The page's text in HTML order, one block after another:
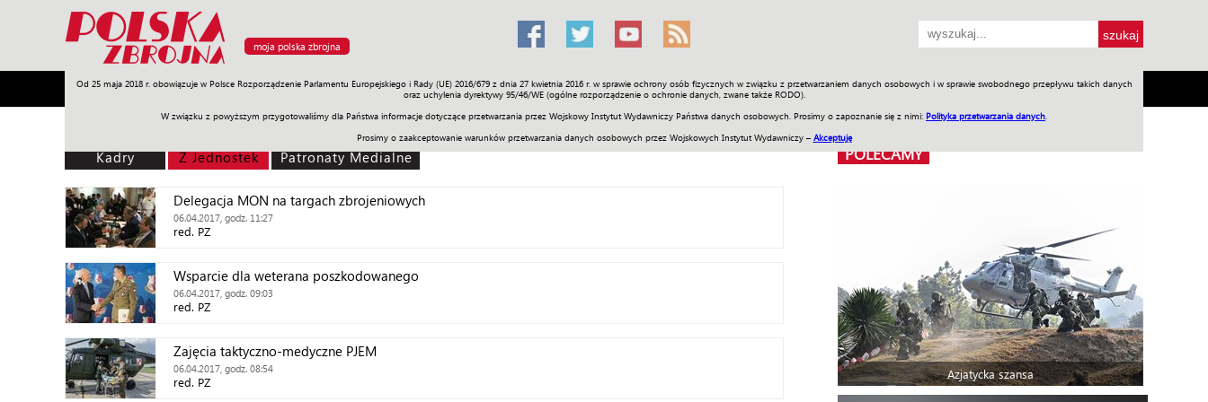
moja polska zbrojna
Od 25 maja 2018 r. obowiązuje w Polsce Rozporządzenie Parlamentu Europejskiego i Rady (UE) 2016/679 z dnia 27 kwietnia 2016 r. w sprawie ochrony osób fizycznych w związku z przetwarzaniem danych osobowych i w sprawie swobodnego przepływu takich danych
oraz uchylenia dyrektywy 95/46/WE (ogólne rozporządzenie o ochronie danych, zwane także RODO).
W związku z powyższym przygotowaliśmy dla Państwa informacje dotyczące przetwarzania przez Wojskowy Instytut Wydawniczy Państwa danych osobowych. Prosimy o zapoznanie się z nimi: Polityka przetwarzania danych
Prosimy o zaakceptowanie warunków przetwarzania danych osobowych przez Wojskowych Instytut Wydawniczy – Akceptuję
Armia Poligon Sprzęt Misje Polityka Prawo Świat Społeczność Sport Historia Galerie Wideo ENGLISH SKLEP Jednodniówki Praca w WIW
Kadry Z Jednostek Patronaty Medialne
Delegacja MON na targach zbrojeniowych
06.04.2017, godz. 11:27
red. PZ
Wsparcie dla weterana poszkodowanego
06.04.2017, godz. 09:03
red. PZ
Zajęcia taktyczno-medyczne PJEM
06.04.2017, godz. 08:54
red. PZ
POLECAMY
Azjatycka szansa